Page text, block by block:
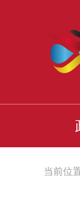
当前位